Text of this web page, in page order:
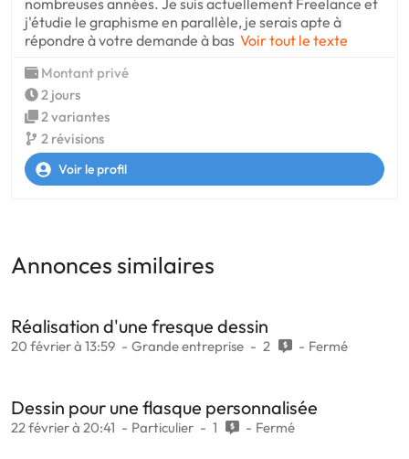
nombreuses années. Je suis actuellement Freelance et
j'étudie le graphisme en parallèle, je serais apte à
répondre à votre demande à bas Voir tout le texte
Montant privé
2 jours
2 variantes
2 révisions
Voir le profil
Annonces similaires
Réalisation d'une fresque dessin
20 février à 13:59 Grande entreprise 2 Fermé
Dessin pour une flasque personnalisée
22 février à 20:41 Particulier 1 Fermé